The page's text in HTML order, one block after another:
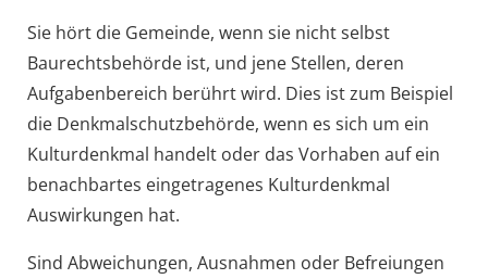
Sie hört die Gemeinde, wenn sie nicht selbst
Baurechtsbehörde ist, und jene Stellen, deren
Aufgabenbereich berührt wird. Dies ist zum Beispiel
die Denkmalschutzbehörde, wenn es sich um ein
Kulturdenkmal handelt oder das Vorhaben auf ein
benachbartes eingetragenes Kulturdenkmal
Auswirkungen hat.
Sind Abweichungen, Ausnahmen oder Befreiungen